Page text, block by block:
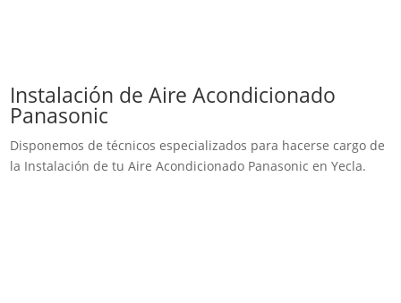
Instalación de Aire Acondicionado
Panasonic
Disponemos de técnicos especializados para hacerse cargo de
la Instalación de tu Aire Acondicionado Panasonic en Yecla.